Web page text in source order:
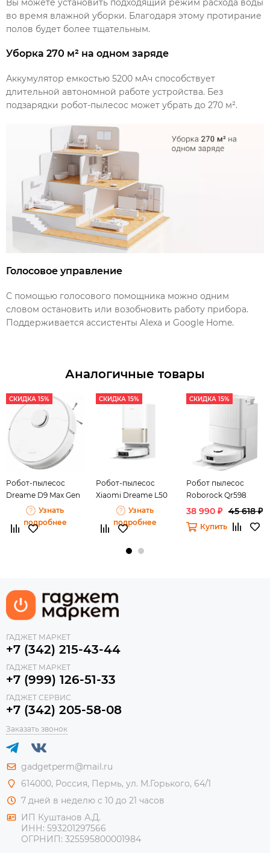
Вы можете установить подходящий режим расхода воды
во время влажной уборки. Благодаря этому протирание
полов будет более тщательным.
Уборка 270 м² на одном заряде
Аккумулятор емкостью 5200 мАч способствует
длительной автономной работе устройства. Без
подзарядки робот-пылесос может убрать до 270 м².
Голосовое управление
С помощью голосового помощника можно одним
словом остановить или возобновить работу прибора.
Поддерживается ассистенты Alexa и Google Home.
Аналогичные товары
СКИДКА 15%
Робот-пылесос
Dreame D9 Max Gen
Узнать
подробнее
СКИДКА 15%
Робот-пылесос
Xiaomi Dreame L50
Узнать
подробнее
СКИДКА 15%
Робот пылесос
Roborock Qr598
38 990 ₽ 45 618 ₽
Купить
ГАДЖЕТ МАРКЕТ
+7 (342) 215-43-44
ГАДЖЕТ МАРКЕТ
+7 (999) 126-51-33
ГАДЖЕТ СЕРВИС
+7 (342) 205-58-08
Заказать звонок
gadgetperm@mail.ru
614000, Россия, Пермь, ул. М.Горького, 64/1
7 дней в неделю с 10 до 21 часов
ИП Куштанов А.Д.
ИНН: 593201297566
ОГРНИП: 325595800001984